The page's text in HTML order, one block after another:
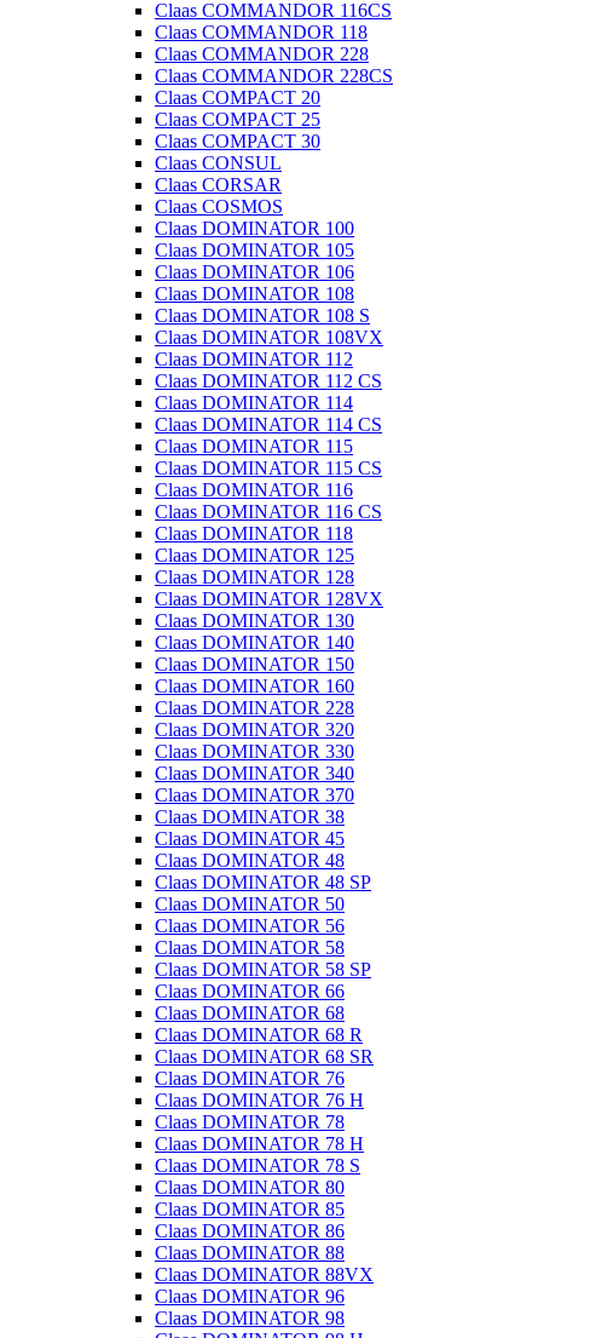
Claas COMMANDOR 116CS
Claas COMMANDOR 118
Claas COMMANDOR 228
Claas COMMANDOR 228CS
Claas COMPACT 20
Claas COMPACT 25
Claas COMPACT 30
Claas CONSUL
Claas CORSAR
Claas COSMOS
Claas DOMINATOR 100
Claas DOMINATOR 105
Claas DOMINATOR 106
Claas DOMINATOR 108
Claas DOMINATOR 108 S
Claas DOMINATOR 108VX
Claas DOMINATOR 112
Claas DOMINATOR 112 CS
Claas DOMINATOR 114
Claas DOMINATOR 114 CS
Claas DOMINATOR 115
Claas DOMINATOR 115 CS
Claas DOMINATOR 116
Claas DOMINATOR 116 CS
Claas DOMINATOR 118
Claas DOMINATOR 125
Claas DOMINATOR 128
Claas DOMINATOR 128VX
Claas DOMINATOR 130
Claas DOMINATOR 140
Claas DOMINATOR 150
Claas DOMINATOR 160
Claas DOMINATOR 228
Claas DOMINATOR 320
Claas DOMINATOR 330
Claas DOMINATOR 340
Claas DOMINATOR 370
Claas DOMINATOR 38
Claas DOMINATOR 45
Claas DOMINATOR 48
Claas DOMINATOR 48 SP
Claas DOMINATOR 50
Claas DOMINATOR 56
Claas DOMINATOR 58
Claas DOMINATOR 58 SP
Claas DOMINATOR 66
Claas DOMINATOR 68
Claas DOMINATOR 68 R
Claas DOMINATOR 68 SR
Claas DOMINATOR 76
Claas DOMINATOR 76 H
Claas DOMINATOR 78
Claas DOMINATOR 78 H
Claas DOMINATOR 78 S
Claas DOMINATOR 80
Claas DOMINATOR 85
Claas DOMINATOR 86
Claas DOMINATOR 88
Claas DOMINATOR 88VX
Claas DOMINATOR 96
Claas DOMINATOR 98